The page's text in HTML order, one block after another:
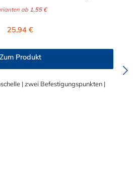
mit hoher Spannkraft und
einen wählbaren Spannbereich von
wählbar. Sie können verzinkten
für die Schlauchschelle wählen.
ab 1,55 €
Regulärer Preis:
25,94 €
Zum Produkt